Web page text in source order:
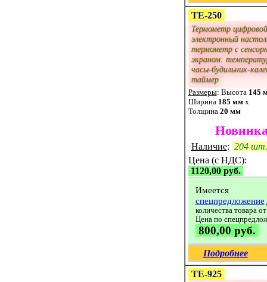
ТЕ-250
Термометр цифровой
электронный
термометр с
экраном:
часы-будильник-
таймер
Размеры: Высота 145
Ширина 185 ммx
Толщина 20 мм
Наличие: 204
Цена (с НДС):
1120,00 руб.
Имеется
спецпредложение
количества товара
Цена по
800,00 руб.
Подробнее
ТЕ-925